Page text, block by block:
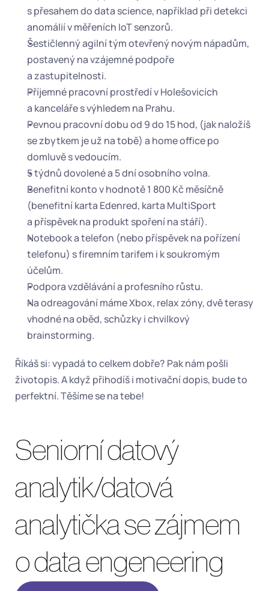
Seniorní datový
analytik/datová
analytička se zájmem
o data engeneering
s přesahem do data science, například při detekci
anomálií v měřeních IoT senzorů.
Šestičlenný agilní tým otevřený novým nápadům,
postavený na vzájemné podpoře
a zastupitelnosti.
Příjemné pracovní prostředí v Holešovicích
a kanceláře s výhledem na Prahu.
Pevnou pracovní dobu od 9 do 15 hod, (jak naložíš
se zbytkem je už na tobě) a home office po
domluvě s vedoucím.
5 týdnů dovolené a 5 dní osobního volna.
Benefitní konto v hodnotě 1 800 Kč měsíčně
(benefitní karta Edenred, karta MultiSport
a příspěvek na produkt spoření na stáří).
Notebook a telefon (nebo příspěvek na pořízení
telefonu) s firemním tarifem i k soukromým
účelům.
Podpora vzdělávání a profesního růstu.
Na odreagování máme Xbox, relax zóny, dvě terasy
vhodné na oběd, schůzky i chvilkový
brainstorming.
Říkáš si: vypadá to celkem dobře? Pak nám pošli
životopis. A když přihodíš i motivační dopis, bude to
perfektní. Těšíme se na tebe!